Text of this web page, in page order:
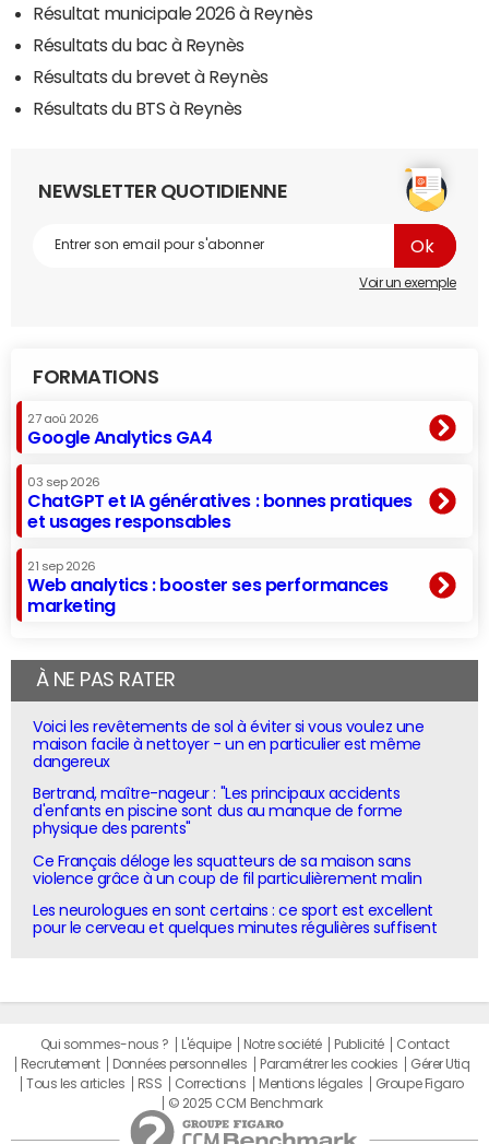
Résultat municipale 2026 à Reynès
Résultats du bac à Reynès
Résultats du brevet à Reynès
Résultats du BTS à Reynès
NEWSLETTER QUOTIDIENNE
Voir un exemple
FORMATIONS
27 aoû 2026
Google Analytics GA4
03 sep 2026
ChatGPT et IA génératives : bonnes pratiques
et usages responsables
21 sep 2026
Web analytics : booster ses performances
marketing
À NE PAS RATER
Voici les revêtements de sol à éviter si vous voulez une
maison facile à nettoyer - un en particulier est même
dangereux
Bertrand, maître-nageur : "Les principaux accidents
d'enfants en piscine sont dus au manque de forme
physique des parents"
Ce Français déloge les squatteurs de sa maison sans
violence grâce à un coup de fil particulièrement malin
Les neurologues en sont certains : ce sport est excellent
pour le cerveau et quelques minutes régulières suffisent
Qui sommes-nous ? L'équipe Notre société Publicité
Contact
Recrutement
Données personnelles Paramétrer les cookies
Gérer Utiq
Tous les articles
RSS Corrections Mentions légales
Groupe Figaro
© 2025 CCM Benchmark